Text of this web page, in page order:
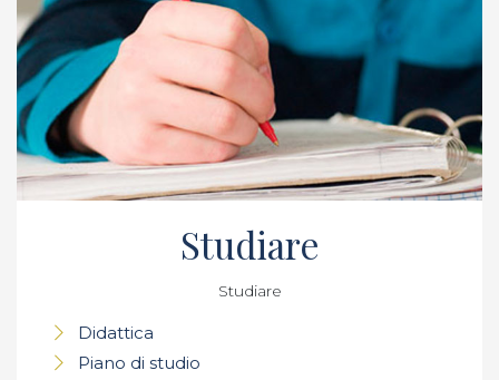
Studiare
Studiare
Didattica
Piano di studio